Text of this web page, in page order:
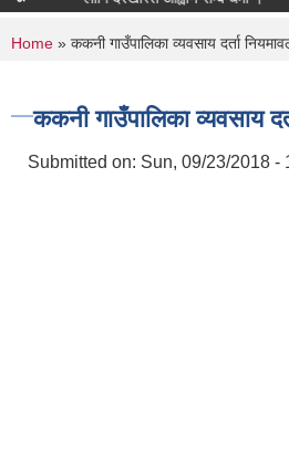
You are here
Home » ककनी गाउँपालिका व्यवसाय दर्ता
ककनी गाउँपालिका व्यवसाय
Submitted on: Sun, 09/23/2018 -